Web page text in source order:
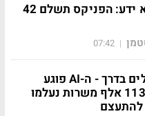
נהג בשלילה ולא ידע: הפניקס תשלם 42
|
07:42
הפיטורים הגדולים בדרך - ה-AI פוגע
בשוק העבודה: 113 אלף משרות נעלמו
להתעצם